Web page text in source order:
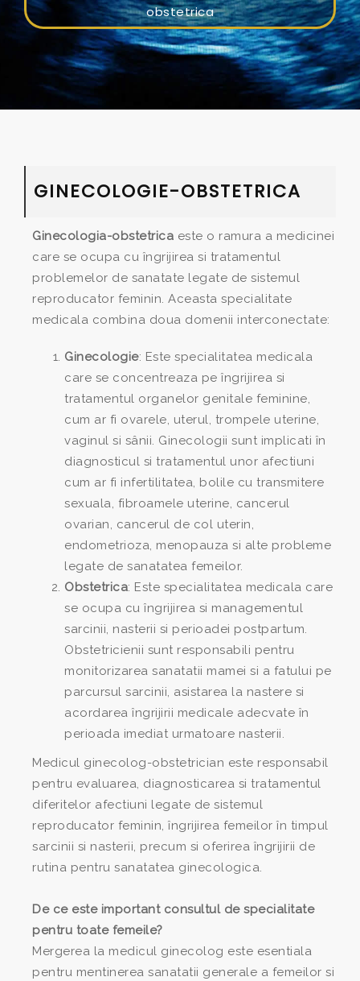
obstetrica
GINECOLOGIE-OBSTETRICA
Ginecologia-obstetrica este o ramura a medicinei
care se ocupa cu îngrijirea si tratamentul
problemelor de sanatate legate de sistemul
reproducator feminin. Aceasta specialitate
medicala combina doua domenii interconectate:
Ginecologie: Este specialitatea medicala
care se concentreaza pe îngrijirea si
tratamentul organelor genitale feminine,
cum ar fi ovarele, uterul, trompele uterine,
vaginul si sânii. Ginecologii sunt implicati în
diagnosticul si tratamentul unor afectiuni
cum ar fi infertilitatea, bolile cu transmitere
sexuala, fibroamele uterine, cancerul
ovarian, cancerul de col uterin,
endometrioza, menopauza si alte probleme
legate de sanatatea femeilor.
Obstetrica: Este specialitatea medicala care
se ocupa cu îngrijirea si managementul
sarcinii, nasterii si perioadei postpartum.
Obstetricienii sunt responsabili pentru
monitorizarea sanatatii mamei si a fatului pe
parcursul sarcinii, asistarea la nastere si
acordarea îngrijirii medicale adecvate în
perioada imediat urmatoare nasterii.
Medicul ginecolog-obstetrician este responsabil
pentru evaluarea, diagnosticarea si tratamentul
diferitelor afectiuni legate de sistemul
reproducator feminin, îngrijirea femeilor în timpul
sarcinii si nasterii, precum si oferirea îngrijirii de
rutina pentru sanatatea ginecologica.
De ce este important consultul de specialitate
pentru toate femeile?
Mergerea la medicul ginecolog este esentiala
pentru mentinerea sanatatii generale a femeilor si